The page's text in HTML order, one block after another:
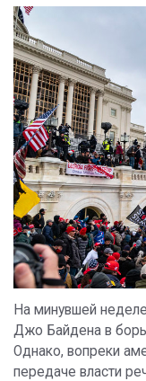
На минувшей
Джо Байдена в
Однако, вопреки
передаче власти